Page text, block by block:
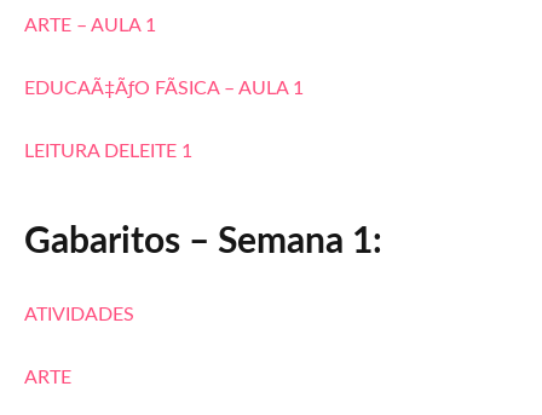
ARTE – AULA 1
EDUCAÃ‡ÃƒO FÃSICA – AULA 1
LEITURA DELEITE 1
Gabaritos – Semana 1:
ATIVIDADES
ARTE